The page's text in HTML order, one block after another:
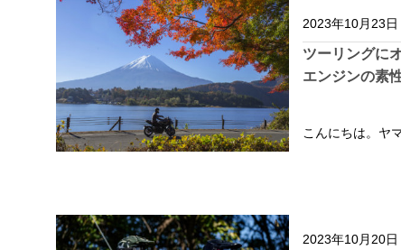
2023年10月23日
ツーリングに
エンジンの素
こんにちは。ヤ
2023年10月20日